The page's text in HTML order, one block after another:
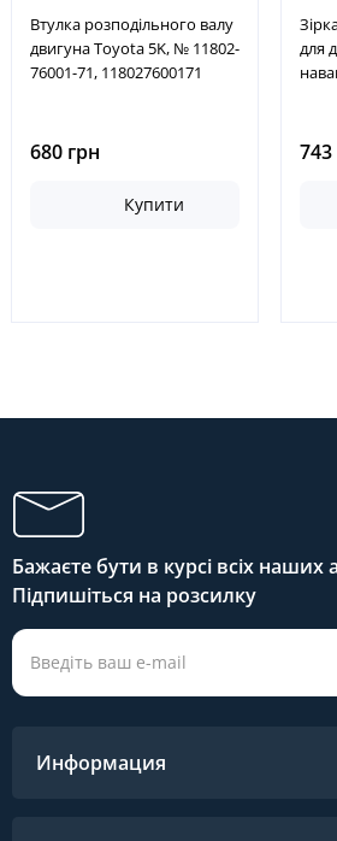
Втулка розподільного валу
двигуна Toyota 5K, № 11802-
76001-71, 118027600171
680 грн
Купити
для
743
Бажаєте бути в курсі всіх наших
Підпишіться на розсилку
Информация